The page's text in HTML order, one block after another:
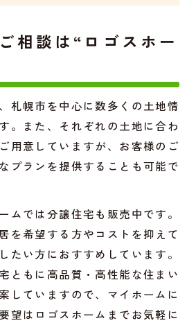
相談は“ロゴスホー
札幌市を中心に数多くの土地情
。また、それぞれの土地に合わ
用意していますが、お客様のご
プランを提供することも可能で
ムでは分譲住宅も販売中です。
を希望する方やコストを抑えて
たい方におすすめしています。
ともに高品質・高性能な住まい
していますので、マイホームに
望はロゴスホームまでお気軽に